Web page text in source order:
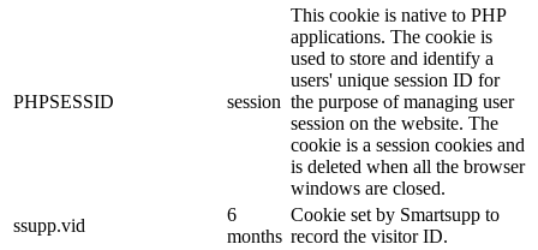
PHPSESSID session
This cookie is native to PHP
applications. The cookie is
used to store and identify a
users' unique session ID for
the purpose of managing user
session on the website. The
cookie is a session cookies and
is deleted when all the browser
windows are closed.
ssupp.vid
6
months
Cookie set by Smartsupp to
record the visitor ID.